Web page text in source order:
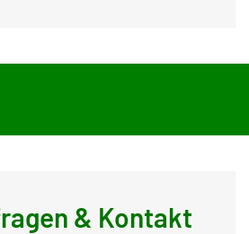
& Kontakt